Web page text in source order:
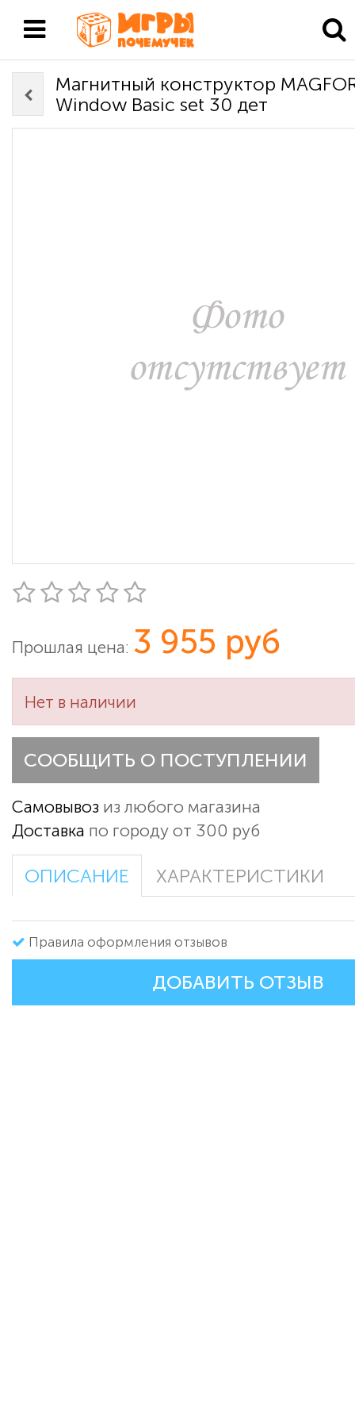
Магнитный конструктор
Window Basic set 30 дет
Прошлая цена: 3 955 руб
Нет в наличии
СООБЩИТЬ О ПОСТУПЛЕНИИ
Самовывоз из любого магазина
Доставка по городу от 300 руб
ОПИСАНИЕ ХАРАКТЕРИСТИКИ
Правила оформления отзывов
ДОБАВИТЬ ОТЗЫВ